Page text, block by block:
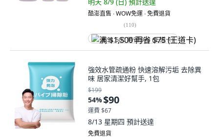
酷澎直售 ∙ WOW免運 ∙ 免費退貨
(110)
满 $1,500 再省 $75 (王道卡)
強效水管疏通粉 快速溶解污垢 去除異
味 居家清潔好幫手, 1包
$199
54%$90
運費 $67
8/13 星期四 預計送達
免費退貨